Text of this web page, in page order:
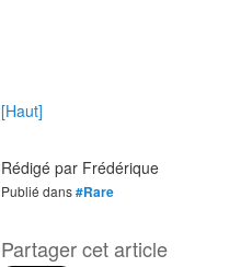
[Haut]
Rédigé par Frédérique
Publié dans#Rare
Partager cet article